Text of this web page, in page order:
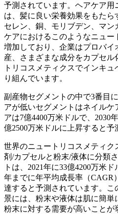
予測されています。ヘアケア用
は、髪に良い栄養効果をもたら
セレン、銅、モリブデン、マ
ケアにおけるこのようなニュ
増加しており、企業はプロバ
産、さまざまな成分をカプセ
トリコスメティクスでインキ
り組んでいます。
副産物セグメントの中で3番目
アが低いセグメントはネイルケ
アは7億4400万米ドルで、2030
億2500万米ドルに上昇すると予
世界のニュートリコスメティ
剤/カプセルと粉末/液体に分類
トは、2021年に33億4200万米
年までに年平均成長率（CAGR
達すると予測されています。
景には、粉末や液体は肌に簡単
粉末に対する需要が高いことが